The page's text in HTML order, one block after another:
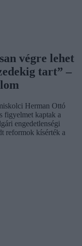
végre lehet
tart” –
Herman Ottó
figyelmet kaptak a
engedetlenségi
reformok kísérték a